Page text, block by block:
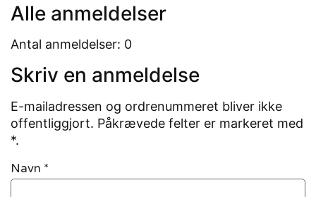
Alle anmeldelser
Antal anmeldelser: 0
Skriv en anmeldelse
E-mailadressen og ordrenummeret bliver ikke
offentliggjort. Påkrævede felter er markeret med
*.
Navn *